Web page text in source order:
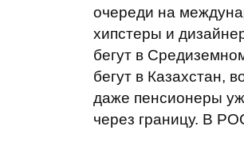
очереди на
хипстеры и
бегут в
бегут в Казахстан,
даже пенсионеры
через границу. В